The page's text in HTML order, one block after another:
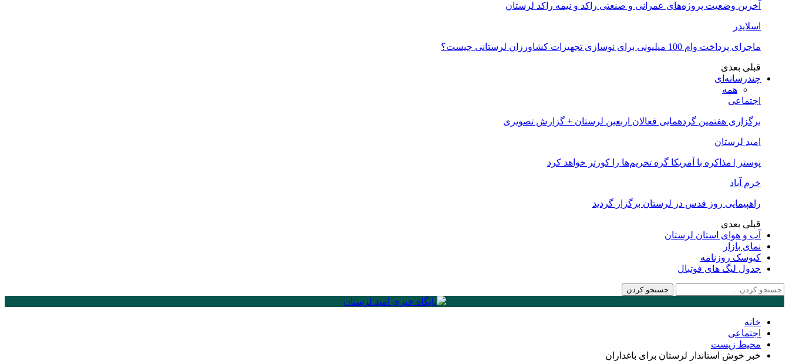
آخرین وضعیت پروژه‌های عمرانی و صنعتی راکد و نیمه راکد لرستان
اسلایدر
ماجرای پرداخت وام 100 میلیونی برای نوسازی تجهیزات کشاورزان لرستانی چیست؟
قبلی بعدی
چندرسانه‌ای
همه
اجتماعی
برگزاری هفتمین گردهمایی فعالان اربعین لرستان + گزارش تصویری
امید لرستان
پوستر | مذاکره با آمریکا گره تحریم‌ها را کورتر خواهد کرد
خرم آباد
راهپیمایی روز قدس در لرستان برگزار گردید
قبلی بعدی
آب و هوای استان لرستان
نمای بازار
کیوسک روزنامه
جدول لیگ های فوتبال
خانه
اجتماعی
محیط زیست
خبر خوش استاندار لرستان برای باغداران